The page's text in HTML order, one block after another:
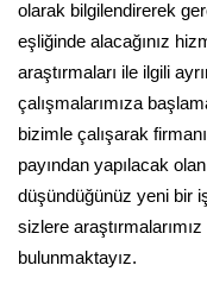
olarak bilgilendirerek
eşliğinde alacağınız
araştırmaları ile ilgili
çalışmalarımıza
bizimle çalışarak
payından yapılacak
düşündüğünüz yeni bir
sizlere
bulunmaktayız.